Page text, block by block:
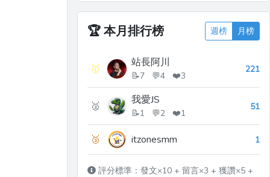
🏆本月排行榜 週榜 月榜
🥇 站長阿川
📝7 💬4 ❤️3
221
🥈 我愛JS
📝1 💬2 ❤️1
51
🥉 itzonesmm 1
評分標準：發文×10 + 留言×3 + 獲讚×5 +